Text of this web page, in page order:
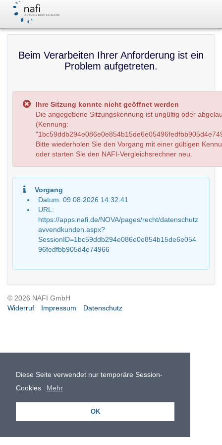
Diese Seite verwendet nur temporäre Session-
Cookies.
Mehr
OK
Beim Verarbeiten Ihrer Anforderung ist ein
Problem aufgetreten.
Ihre Sitzung konnte nicht geöffnet werden
Die angegebene Sitzungskennung ist ungültig oder
(Kennung:
Bitte wiederholen Sie den Vorgang mit einer gültigen
oder starten Sie den NAFI-Vergleichsrechner neu.
Vorgang
Datum: 09.08.2026 14:32:41
URL:
https://apps.nafi.de/NOVA/pages/recht/datenschutz
avvendkunden.aspx?
SessionID=1bc59ddb294e086e0e854b15de6e054
96fedfbb905d4e74966
© 2026 NAFI GmbH
Widerruf
Impressum Datenschutz